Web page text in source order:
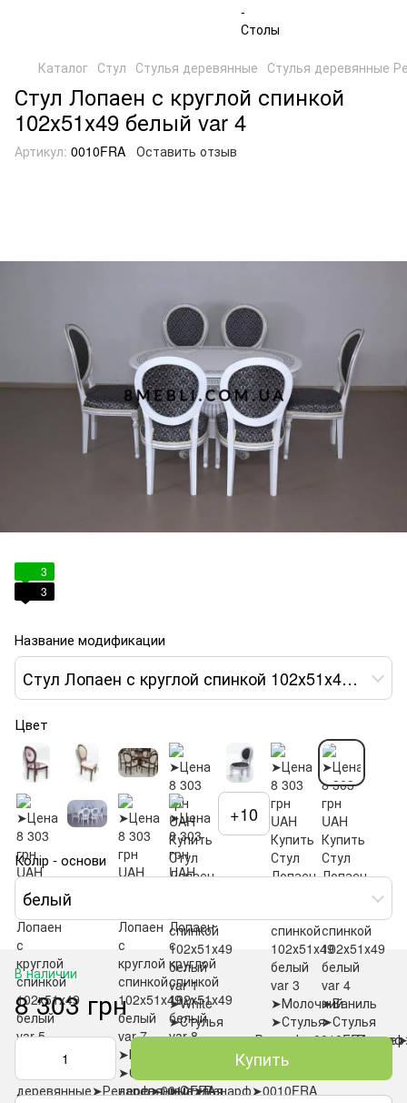
Каталог Стул Стулья деревянные Стулья деревянные
Стул Лопаен с круглой спинкой
102х51х49 белый var 4
Артикул: 0010FRA Оставить отзыв
3
3
Название модификации
Стул Лопаен с круглой спинкой 102х51х49 белый var 4
Цвет
+10
Колір - основи
белый
В наличии
8 303 грн
Купить